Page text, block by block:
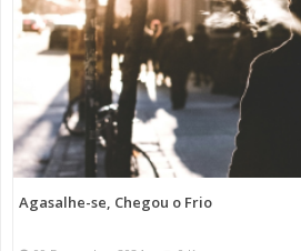
Agasalhe-se, Chegou o Frio